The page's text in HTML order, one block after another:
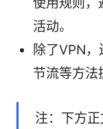
活动。
除了VPN
节流等方法
注：下方